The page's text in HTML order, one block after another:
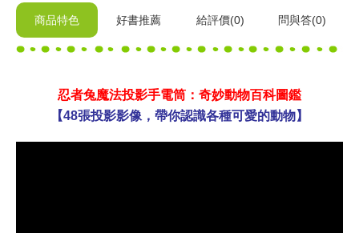
商品特色 好書推薦 給評價(0) 問與答(0)
忍者兔魔法投影手電筒：奇妙動物百科圖鑑
【48張投影影像，帶你認識各種可愛的動物】